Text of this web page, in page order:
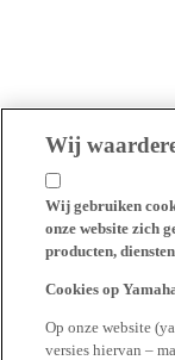
Wij
Wij gebruiken
onze website zich
producten,
Cookies op
Op onze website
versies hiervan –